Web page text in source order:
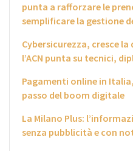
punta a rafforzare le
semplificare la gestione
Cybersicurezza, cresce
l’ACN punta su tecnici,
Pagamenti online in
passo del boom digitale
La Milano Plus:
senza pubblicità e con